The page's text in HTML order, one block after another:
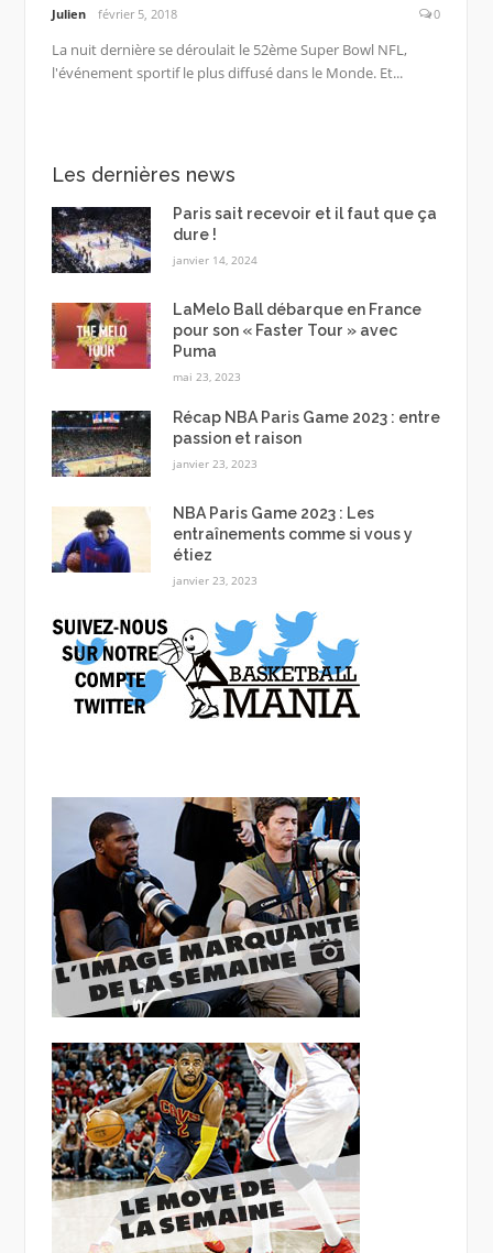
Julien février 5, 2018 0
La nuit dernière se déroulait le 52ème Super Bowl NFL,
l'événement sportif le plus diffusé dans le Monde. Et...
Les dernières news
Paris sait recevoir et il faut que ça
dure !
janvier 14, 2024
LaMelo Ball débarque en France
pour son « Faster Tour » avec
Puma
mai 23, 2023
Récap NBA Paris Game 2023 : entre
passion et raison
janvier 23, 2023
NBA Paris Game 2023 : Les
entraînements comme si vous y
étiez
janvier 23, 2023